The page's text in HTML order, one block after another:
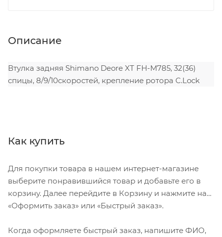
Описание
Втулка задняя Shimano Deore XT FH-M785, 32(36)
спицы, 8/9/10скоростей, крепление ротора C.Lock
Как купить
Для покупки товара в нашем интернет-магазине
выберите понравившийся товар и добавьте его в
корзину. Далее перейдите в Корзину и нажмите на
«Оформить заказ» или «Быстрый заказ».
Когда оформляете быстрый заказ, напишите ФИО,